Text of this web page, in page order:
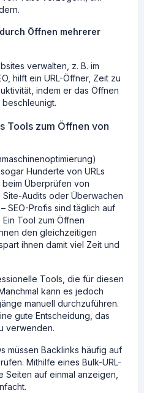
Öffnen mehrerer
verwalten, z. B. im
hilft ein URL-Öffner, Zeit zu
indem er das Öffnen
Tools zum Öffnen von
Hunderte von URLs
Überprüfen von
Audits oder Überwachen
SEO-Profis sind täglich auf
Tool zum Öffnen
den gleichzeitigen
ihnen damit viel Zeit und
Tools, die für diesen
kann es jedoch
manuell durchzuführen.
gute Entscheidung, das
verwenden.
müssen Backlinks häufig auf
Mithilfe eines Bulk-URL-
Seiten auf einmal anzeigen,